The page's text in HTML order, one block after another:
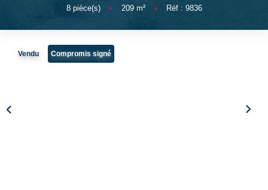
NOTRE AGENCE
8pièce(s) • 209m² • Réf : 9836
Vendu Compromis signé